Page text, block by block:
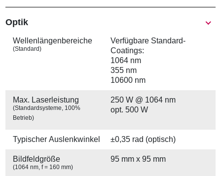
Show
Optik
Wellenlängen­bereiche
(Standard)
Verfügbare Standard-
Coatings:
1064 nm
355 nm
10600 nm
Max. Laserleistung
(Standardsysteme, 100%
Betrieb)
250 W @ 1064 nm
opt. 500 W
Typischer Auslenkwinkel ±0,35 rad (optisch)
Bildfeldgröße
(1064 nm, f = 160 mm)
95 mm x 95 mm